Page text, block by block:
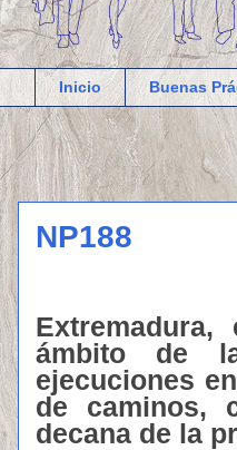
Inicio Buenas
NP188
ámbito de
ejecuciones
de caminos,
decana de la